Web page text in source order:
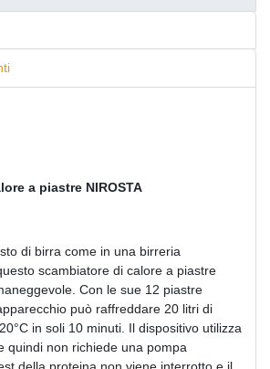
a piastre NIROSTA
di birra come in una birreria
scambiatore di calore a piastre
Con le sue 12 piastre
può raffreddare 20 litri di
in soli 10 minuti. Il dispositivo utilizza
quindi non richiede una pompa